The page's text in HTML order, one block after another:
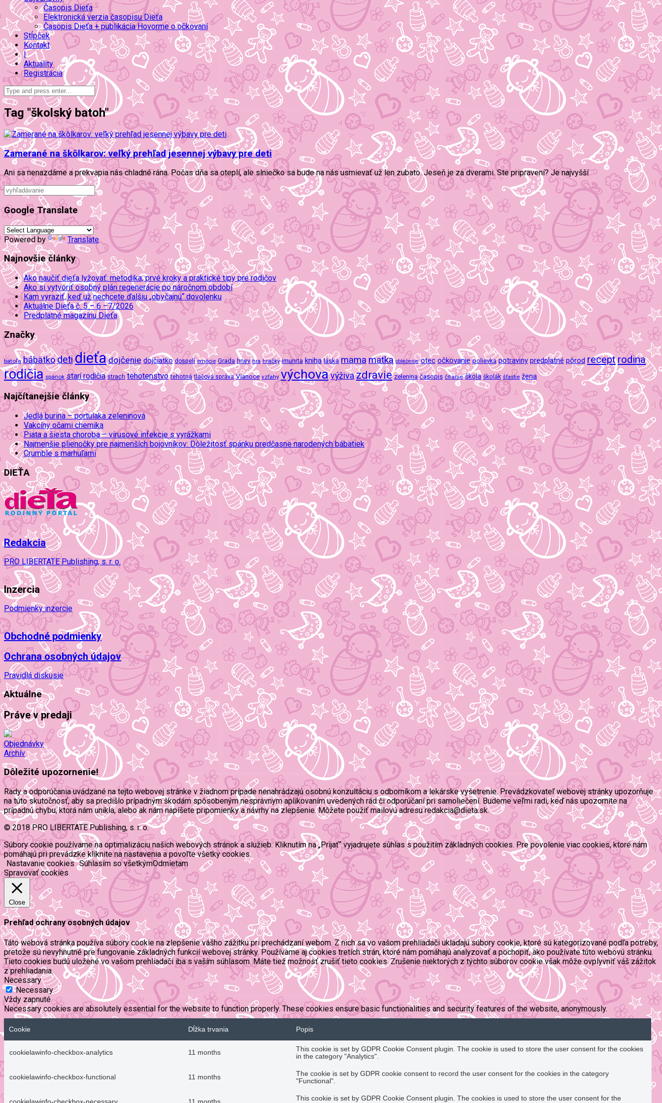
Časopis Dieťa
Elektronická verzia časopisu Dieťa
Časopis Dieťa + publikácia Hovorme o očkovaní
Stĺpček
Kontakt
|
Aktuality
Registrácia
Tag "školský batoh"
Zamerané na škôlkarov: veľký prehľad jesennej výbavy pre deti
Ani sa nenazdáme a prekvapia nás chladné rána. Počas dňa sa oteplí, ale slniečko sa bude na nás usmievať už len zubato. Jeseň je za dverami. Ste pripravení? Je najvyšší
Google Translate
Powered by Translate
Najnovšie články
Ako naučiť dieťa lyžovať: metodika, prvé kroky a praktické tipy pre rodičov
Ako si vytvoriť osobný plán regenerácie po náročnom období
Kam vyraziť, keď už nechcete ďalšiu „obyčajnú“ dovolenku
Aktuálne Dieťa č. 5 – 6 –7/2026
Predplatné magazínu Dieťa
Značky
batoľa bábätkodetidieťa dojčenie dojčiatko dospelí emócie Grada hnev hra hračky imunita kniha láska mama matka oblečenie otec očkovanie polievka potraviny predplatné pôrod recept rodina
rodičia spánok starí rodičia strach tehotenstvo tehotná tlačová správa Vianoce vzťahy výchovavýživazdravie zelenina časopis čítanie škola školák šťastie žena
Najčítanejšie články
Jedlá burina – portulaka zeleninová
Vakcíny očami chemika
Piata a šiesta choroba – vírusové infekcie s vyrážkami
Najmenšie plienočky pre najmenších bojovníkov: Dôležitosť spánku predčasne narodených bábätiek
Crumble s marhuľami
DIEŤA
Redakcia
PRO LIBERTATE Publishing, s. r. o.
Inzercia
Podmienky inzercie
Obchodné podmienky
Ochrana osobných údajov
Pravidlá diskusie
Aktuálne
Práve v predaji
Objednávky
Archív
Dôležité upozornenie!
Rady a odporúčania uvádzané na tejto webovej stránke v žiadnom prípade nenahrádzajú osobnú konzultáciu s odborníkom a lekárske vyšetrenie. Prevádzkovateľ webovej stránky upozorňuje
na túto skutočnosť, aby sa predišlo prípadným škodám spôsobeným nesprávnym aplikovaním uvedených rád či odporúčaní pri samoliečení. Budeme veľmi radi, keď nás upozorníte na
prípadnú chybu, ktorá nám unikla, alebo ak nám napíšete pripomienky a návrhy na zlepšenie. Môžete použiť mailovú adresu redakcia@dieta.sk.
© 2018 PRO LIBERTATE Publishing, s. r. o.
Súbory cookie používame na optimalizáciu našich webových stránok a služieb. Kliknutím na „Prijať“ vyjadrujete súhlas s použitím základných cookies. Pre povolenie viac cookies, ktoré nám
pomáhajú pri prevádzke kliknite na nastavenia a povoľte všetky cookies.
Nastavanie cookies Súhlasím so všetkýmOdmietam
Spravovať cookies
Close
Prehľad ochrany osobných údajov
Táto webová stránka používa súbory cookie na zlepšenie vášho zážitku pri prechádzaní webom. Z nich sa vo vašom prehliadači ukladajú súbory cookie, ktoré sú kategorizované podľa potreby,
pretože sú nevyhnutné pre fungovanie základných funkcií webovej stránky. Používame aj cookies tretích strán, ktoré nám pomáhajú analyzovať a pochopiť, ako používate túto webovú stránku.
Tieto cookies budú uložené vo vašom prehliadači iba s vaším súhlasom. Máte tiež možnosť zrušiť tieto cookies. Zrušenie niektorých z týchto súborov cookie však môže ovplyvniť váš zážitok
z prehliadania.
Necessary
Necessary
Vždy zapnuté
Necessary cookies are absolutely essential for the website to function properly. These cookies ensure basic functionalities and security features of the website, anonymously.
Cookie Dĺžka trvania Popis
cookielawinfo-checkbox-analytics 11 months
This cookie is set by GDPR Cookie Consent plugin. The cookie is used to store the user consent for the cookies
in the category "Analytics".
cookielawinfo-checkbox-functional 11 months
The cookie is set by GDPR cookie consent to record the user consent for the cookies in the category
"Functional".
This cookie is set by GDPR Cookie Consent plugin. The cookies is used to store the user consent for the